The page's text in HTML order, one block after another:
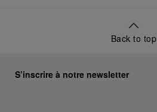
Back to top
S’inscrire à notre newsletter